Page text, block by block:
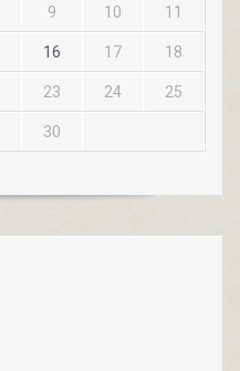
9 10 11
16 17 18
23 24 25
30